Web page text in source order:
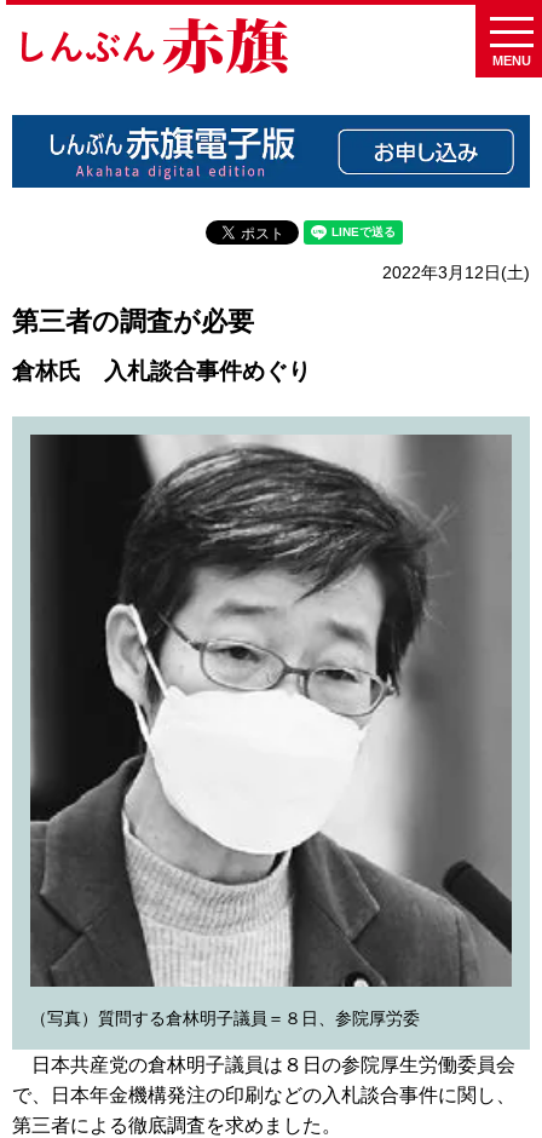
MENU
2022年3月12日(土)
第三者の調査が必要
倉林氏 入札談合事件めぐり
（写真）質問する倉林明子議員＝８日、参院厚労委
日本共産党の倉林明子議員は８日の参院厚生労働委員会
で、日本年金機構発注の印刷などの入札談合事件に関し、
第三者による徹底調査を求めました。